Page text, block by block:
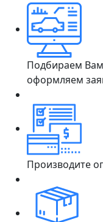
Подбираем
оформляем
Производите